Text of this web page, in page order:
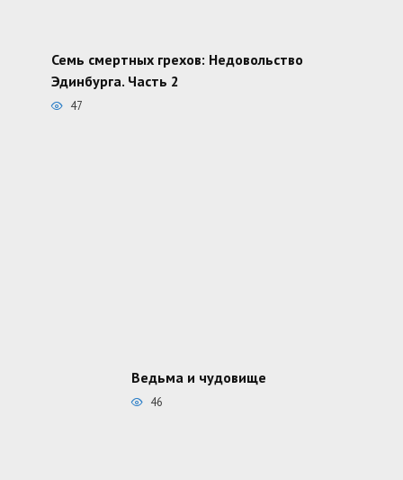
Семь смертных грехов: Недовольство
Эдинбурга. Часть 2
47
Ведьма и чудовище
46